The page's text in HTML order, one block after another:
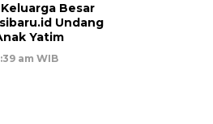
Besar
Undang
Yatim
am WIB